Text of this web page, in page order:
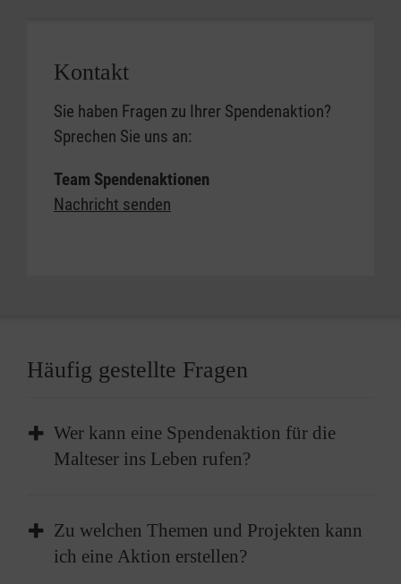
Kontakt
Sie haben Fragen zu Ihrer Spendenaktion?
Sprechen Sie uns an:
Team Spendenaktionen
Nachricht senden
Häufig gestellte Fragen
Wer kann eine Spendenaktion für die
Malteser ins Leben rufen?
Jeder, der möchte, kann eine Spendenaktion
für die Malteser ins Leben rufen. Ob als
Zu welchen Themen und Projekten kann
ich eine Aktion erstellen?